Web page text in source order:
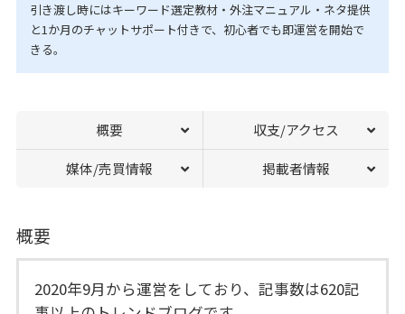
引き渡し時にはキーワード選定教材・外注マニュアル・ネタ提供
と1か月のチャットサポート付きで、初心者でも即運営を開始で
きる。
概要 収支/アクセス
媒体/売買情報 掲載者情報
概要
2020年9月から運営をしており、記事数は620記